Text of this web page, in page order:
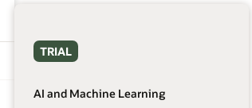
TRIAL
AI and Machine Learning